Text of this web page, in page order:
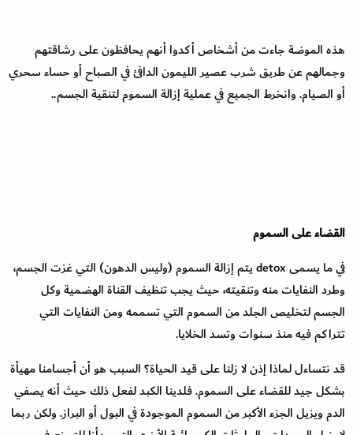
هذه الموضة جاءت من أشخاص أكدوا أنهم يحافظون على رشاقتهم
وجمالهم عن طريق شرب عصير الليمون الدافئ في الصباح أو حساء سحري
أو الصيام. وانخرط الجميع في عملية إزالة السموم لتنقية الجسم..
القضاء على السموم
في ما يسمى detox يتم إزالة السموم (وليس الدهون) التي غزت الجسم،
وطرد النفايات منه وتنقيته، حيث يجب تنظيف القناة الهضمية وكل
الجسم لتخليص الجلد من السموم التي تسممه ومن النفايات التي
تتراكم فيه منذ سنوات وتسد الخلايا.
قد نتساءل لماذا إذن لا زلنا على قيد الحياة؟ السبب هو أن أجسامنا مهيأة
بشكل جيد للقضاء على السموم. فلدينا الكبد لفعل ذلك حيث أنه يصفي
الدم ويزيل الجزء الأكبر من السموم الموجودة في البول أو البراز. ولكن ربما